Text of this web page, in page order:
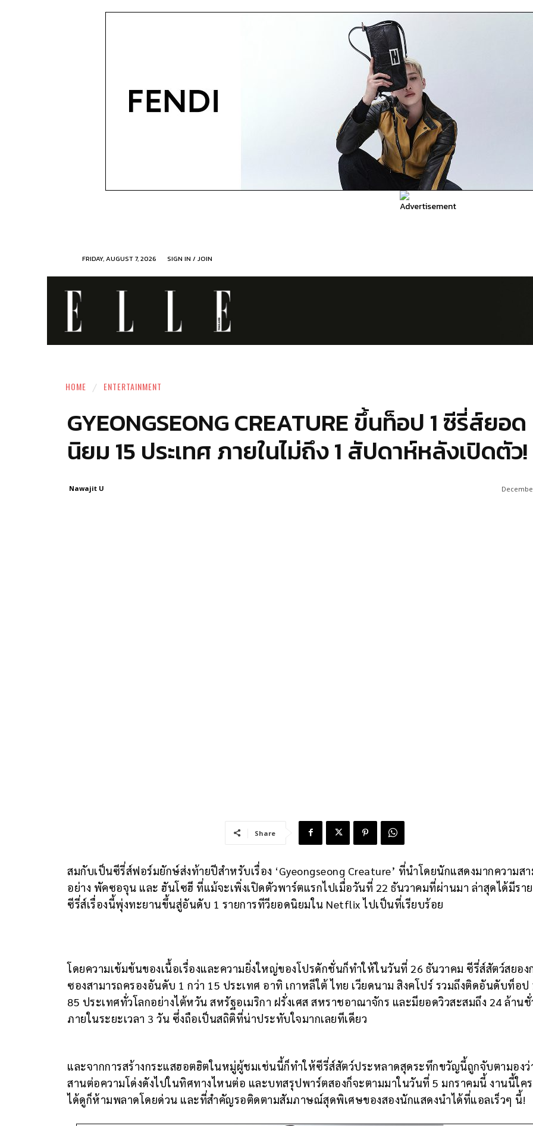
FRIDAY, AUGUST 7, 2026 SIGN IN / JOIN
HOME ENTERTAINMENT
GYEONGSEONG CREATURE ขึ้นท็อป 1 ซีรี่ส์ยอด
นิยม 15 ประเทศ ภายในไม่ถึง 1 สัปดาห์หลังเปิดตัว!
Nawajit U
Share
สมกับเป็นซีรี่ส์ฟอร์มยักษ์ส่งท้ายปีสำหรับเรื่อง ‘Gyeongseong Creature’ ที่นำโดยนักแสดงมากความสา
อย่าง พัคซอจุน และ ฮันโซฮี ที่แม้จะเพิ่งเปิดตัวพาร์ตแรกไปเมื่อวันที่ 22 ธันวาคมที่ผ่านมา ล่าสุดได้มีรา
ซีรี่ส์เรื่องนี้พุ่งทะยานขึ้นสู่อันดับ 1 รายการทีวียอดนิยมใน Netflix ไปเป็นที่เรียบร้อย
โดยความเข้มข้นของเนื้อเรื่องและความยิ่งใหญ่ของโปรดักชั่นก็ทำให้ในวันที่ 26 ธันวาคม ซีรี่ส์สัตว์สยอง
ซองสามารถครองอันดับ 1 กว่า 15 ประเทศ อาทิ เกาหลีใต้ ไทย เวียดนาม สิงคโปร์ รวมถึงติดอันดับท็อป
85 ประเทศทั่วโลกอย่างไต้หวัน สหรัฐอเมริกา ฝรั่งเศส สหราชอาณาจักร และมียอดวิวสะสมถึง 24 ล้านชั่
ภายในระยะเวลา 3 วัน ซึ่งถือเป็นสถิติที่น่าประทับใจมากเลยทีเดียว
และจากการสร้างกระแสฮอตฮิตในหมู่ผู้ชมเช่นนี้ก็ทำให้ซีรี่ส์สัตว์ประหลาดสุดระทึกขวัญนี้ถูกจับตามองว่
สานต่อความโด่งดังไปในทิศทางไหนต่อ และบทสรุปพาร์ตสองก็จะตามมาในวันที่ 5 มกราคมนี้ งานนี้ใคร
ได้ดูก็ห้ามพลาดโดยด่วน และที่สำคัญรอติดตามสัมภาษณ์สุดพิเศษของสองนักแสดงนำได้ที่แอลเร็วๆ นี้!